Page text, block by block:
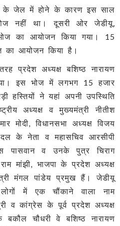
के जेल में होने के कारण इस साल
नहीं था। दूसरी ओर जेडीयू,
का आयोजन किया गया। 15
का आयोजन किया है।
प्रदेश अध्यक्ष बशिष्ठ नारायण
इस भोज में लगभग 15 हजार
हस्तियों ने यहां अपनी उपस्थिति
अध्यक्ष व मुख्यमंत्री नीतीश
मोदी, विधानसभा अध्यक्ष विजय
के नेता व महासचिव आरसीपी
पासवान व उनके पुत्र चिराग
मांझी, भाजपा के प्रदेश अध्यक्ष
मंगल पांडेय प्रमुख हैं। जेडीयू
में एक चौंकाने वाला नाम
व कांग्रेस के पूर्व प्रदेश अध्यक्ष
चौधरी वे बशिष्ठ नारायण